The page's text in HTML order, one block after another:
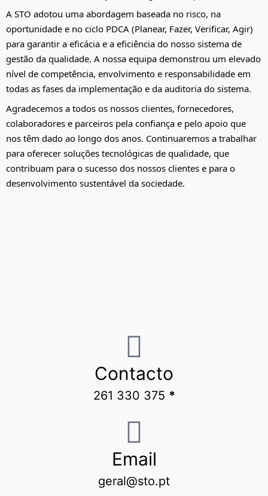
A STO adotou uma abordagem baseada no risco, na
oportunidade e no ciclo PDCA (Planear, Fazer, Verificar, Agir)
para garantir a eficácia e a eficiência do nosso sistema de
gestão da qualidade. A nossa equipa demonstrou um elevado
nível de competência, envolvimento e responsabilidade em
todas as fases da implementação e da auditoria do sistema.
Agradecemos a todos os nossos clientes, fornecedores,
colaboradores e parceiros pela confiança e pelo apoio que
nos têm dado ao longo dos anos. Continuaremos a trabalhar
para oferecer soluções tecnológicas de qualidade, que
contribuam para o sucesso dos nossos clientes e para o
desenvolvimento sustentável da sociedade.
Contacto
261 330 375 *
Email
geral@sto.pt